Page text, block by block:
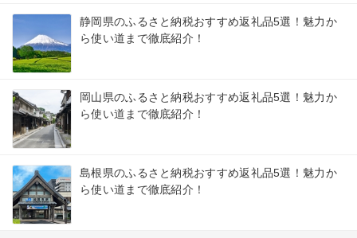
静岡県のふるさと納税おすすめ返礼品5選！魅力か
ら使い道まで徹底紹介！
岡山県のふるさと納税おすすめ返礼品5選！魅力か
ら使い道まで徹底紹介！
島根県のふるさと納税おすすめ返礼品5選！魅力か
ら使い道まで徹底紹介！